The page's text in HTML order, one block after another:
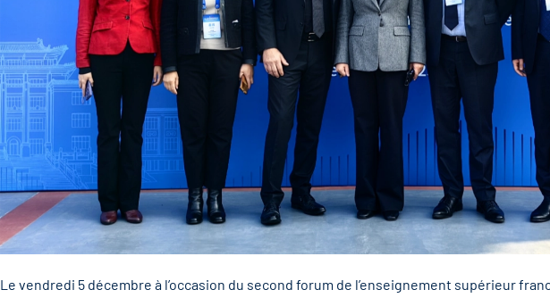
Le vendredi 5 décembre à l’occasion du second forum de l’enseignement supérieur